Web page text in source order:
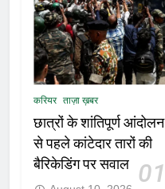
करियर ताज़ा ख़बर
छात्रों के शांतिपूर्ण आंदोलन
से पहले कांटेदार तारों की
बैरिकेडिंग पर सवाल
01